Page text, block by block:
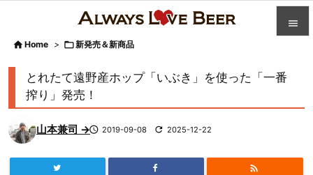



 Home > 新発売＆新商品
とれたて遠野産ホップ「いぶき」を使った「一番
搾り」発売！
山本兼司 → 2019-09-08  2025-12-22
